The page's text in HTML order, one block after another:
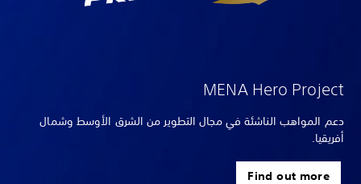
MENA Hero Project
دعم المواهب الناشئة في مجال التطوير من الشرق الأوسط وشمال
أفريقيا.
Find out more